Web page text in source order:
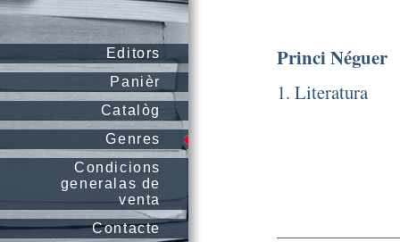
Editors
Panièr
Catalòg
Genres
Condicions
generalas de
venta
Contacte
Princi Néguer
1. Literatura